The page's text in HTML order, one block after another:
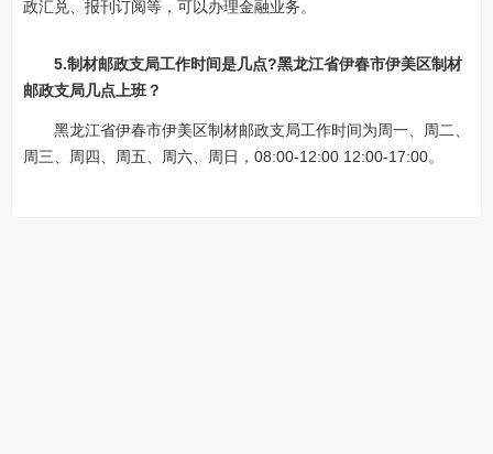
政汇兑、报刊订阅等，可以办理金融业务。
5.制材邮政支局工作时间是几点?黑龙江省伊春市伊美区制材
邮政支局几点上班？
黑龙江省伊春市伊美区制材邮政支局工作时间为周一、周二、
周三、周四、周五、周六、周日，08:00-12:00 12:00-17:00。